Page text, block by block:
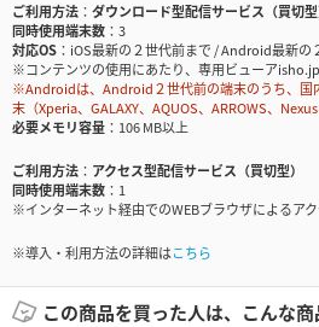
ご利用方法
ダウンロード型配信サービス（買切型
同時使用端末数
3
対応OS
iOS最新の２世代前まで / Android最新の
※コンテンツの使用にあたり、専用ビューア
※Androidは、Android２世代前の端末のうち、国
末（Xperia、GALAXY、AQUOS、ARROWS、
必要メモリ容量
106 MB以上
ご利用方法
アクセス型配信サービス（買切型）
同時使用端末数
1
※インターネット経由でのWEBブラウザによるア
※導入・利用方法の詳細はこちら
この商品を買った人は、こんな商